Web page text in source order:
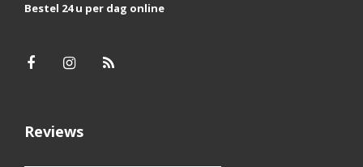
Bestel 24 u per dag online
Reviews